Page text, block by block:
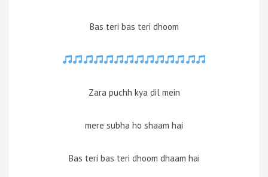
Bas teri bas teri dhoom
Zara puchh kya dil mein
mere subha ho shaam hai
Bas teri bas teri dhoom dhaam hai